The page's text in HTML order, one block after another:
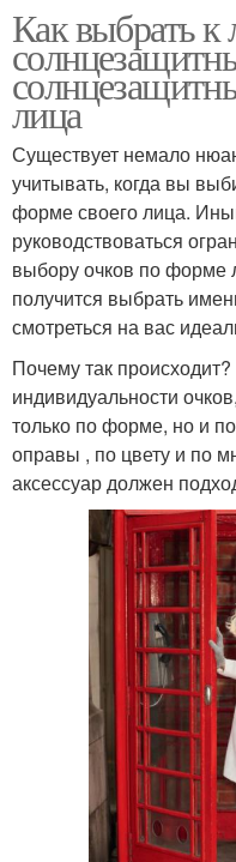
Как выбрать к
лица
Существует немало
учитывать, когда вы
форме своего лица.
руководствоваться
выбору очков по форме
получится выбрать
смотреться на вас
Почему так
индивидуальности
только по форме, но и
оправы , по цвету и по
аксессуар должен